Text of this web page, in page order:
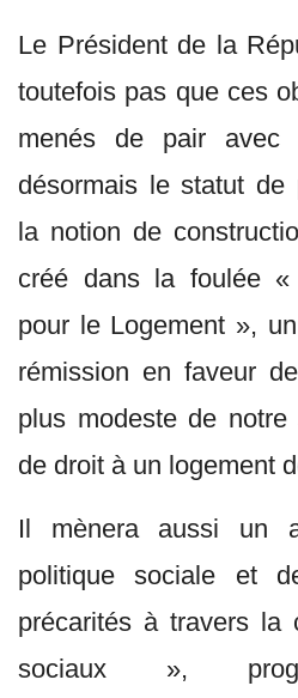
Le Président de la
toutefois pas que ces
menés de pair avec
désormais le statut de
la notion de
créé dans la foulée
pour le Logement »,
rémission en faveur
plus modeste de
de droit à un logement
Il mènera aussi un
politique sociale et
précarités à travers la
sociaux »,